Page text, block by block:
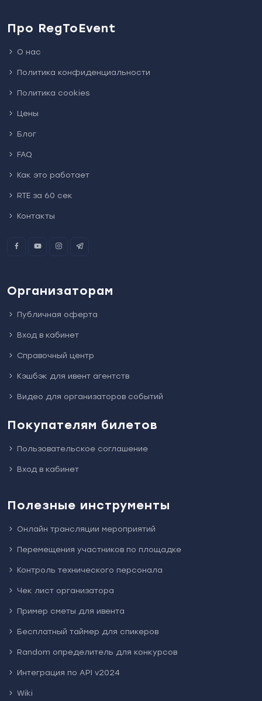
Про RegToEvent
О нас
Политика конфиденциальности
Политика cookies
Цены
Блог
FAQ
Как это работает
RTE за 60 сек
Контакты
Организаторам
Публичная оферта
Вход в кабинет
Справочный центр
Кэшбэк для ивент агентств
Видео для организаторов событий
Покупателям билетов
Пользовательское соглашение
Вход в кабинет
Полезные инструменты
Онлайн трансляции мероприятий
Перемещения участников по площадке
Контроль технического персонала
Чек лист организатора
Пример сметы для ивента
Бесплатный таймер для спикеров
Random определитель для конкурсов
Интеграция по API v2024
Wiki